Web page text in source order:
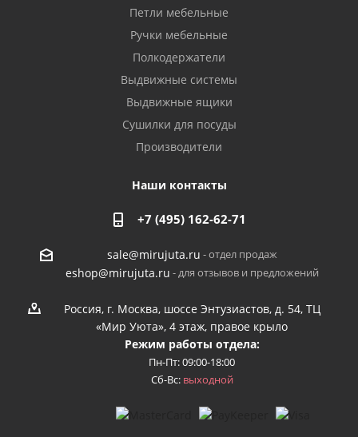
Петли мебельные
Ручки мебельные
Полкодержатели
Выдвижные системы
Выдвижные ящики
Сушилки для посуды
Производители
Наши контакты
+7 (495) 162-62-71
sale@mirujuta.ru - отдел продаж
eshop@mirujuta.ru - для отзывов и предложений
Россия, г. Москва, шоссе Энтузиастов, д. 54, ТЦ
«Мир Уюта», 4 этаж, правое крыло
Режим работы отдела:
Пн-Пт: 09:00-18:00
Сб-Вс: выходной